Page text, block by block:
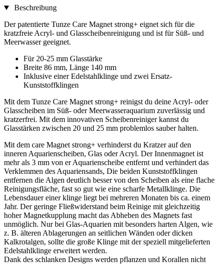
Beschreibung
Der patentierte Tunze Care Magnet strong+ eignet sich für die
kratzfreie Acryl- und Glasscheibenreinigung und ist für Süß- und
Meerwasser geeignet.
Für 20-25 mm Glasstärke
Breite 86 mm, Länge 140 mm
Inklusive einer Edelstahlklinge und zwei Ersatz-
Kunststoffklingen
Mit dem Tunze Care Magnet strong+ reinigst du deine Acryl- oder
Glasscheiben im Süß- oder Meerwasseraquarium zuverlässig und
kratzerfrei. Mit dem innovativen Scheibenreiniger kannst du
Glasstärken zwischen 20 und 25 mm problemlos sauber halten.
Mit dem care Magnet strong+ verhinderst du Kratzer auf den
inneren Aquarienscheiben, Glas oder Acryl. Der Innenmagnet ist
mehr als 3 mm von er Aquarienscheibe entfernt und verhindert das
Verklemmen des Aquariensands, Die beiden Kunststoffklingen
entfernen die Algen deutlich besser von den Scheiben als eine flache
Reinigungsfläche, fast so gut wie eine scharfe Metallklinge. Die
Lebensdauer einer klinge liegt bei mehreren Monaten bis ca. einem
Jahr. Der geringe Fließwiderstand beim Reinige mit gleichzeitig
hoher Magnetkupplung macht das Abheben des Magnets fast
unmöglich. Nur bei Glas-Aquarien mit besonders harten Algen, wie
z. B. älteren Ablagerungen an seitlichen Wänden oder dicken
Kalkrotalgen, sollte die große Klinge mit der speziell mitgelieferten
Edelstahlklinge erweitert werden.
Dank des schlanken Designs werden pflanzen und Korallen nicht